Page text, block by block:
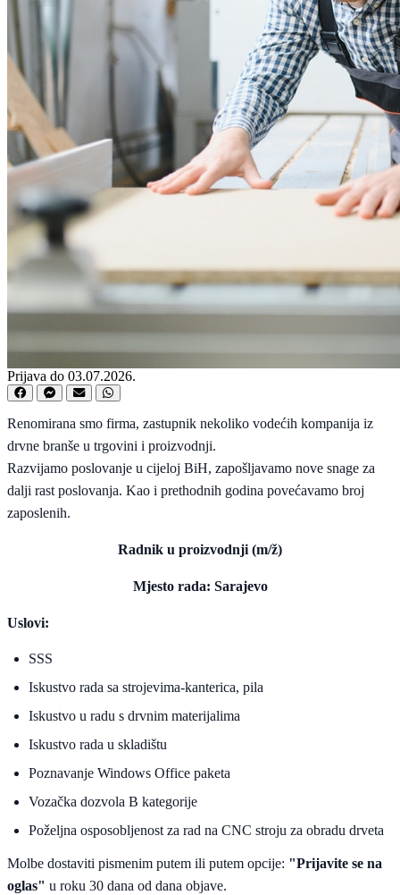
Prijava do 03.07.2026.
Renomirana smo firma, zastupnik nekoliko vodećih kompanija iz
drvne branše u trgovini i proizvodnji.
Razvijamo poslovanje u cijeloj BiH, zapošljavamo nove snage za
dalji rast poslovanja. Kao i prethodnih godina povećavamo broj
zaposlenih.
Radnik u proizvodnji (m/ž)
Mjesto rada: Sarajevo
Uslovi:
SSS
Iskustvo rada sa strojevima-kanterica, pila
Iskustvo u radu s drvnim materijalima
Iskustvo rada u skladištu
Poznavanje Windows Office paketa
Vozačka dozvola B kategorije
Poželjna osposobljenost za rad na CNC stroju za obradu drveta
Molbe dostaviti pismenim putem ili putem opcije: "Prijavite se na
oglas" u roku 30 dana od dana objave.